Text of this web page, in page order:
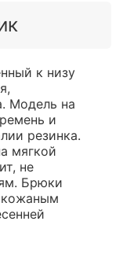
к низу
Модель на
и
резинка.
мягкой
не
Брюки
кожаным